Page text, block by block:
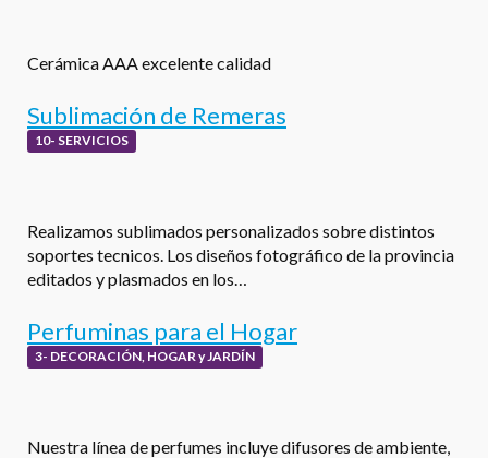
Cerámica AAA excelente calidad
Sublimación de Remeras
10- SERVICIOS
Realizamos sublimados personalizados sobre distintos
soportes tecnicos. Los diseños fotográfico de la provincia
editados y plasmados en los…
Perfuminas para el Hogar
3- DECORACIÓN, HOGAR y JARDÍN
Nuestra línea de perfumes incluye difusores de ambiente,